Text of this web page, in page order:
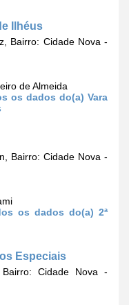
Ilhéus
Bairro: Cidade Nova -
de Almeida
os dados do(a) Vara
Bairro: Cidade Nova -
os dados do(a) 2ª
Especiais
Cidade Nova -